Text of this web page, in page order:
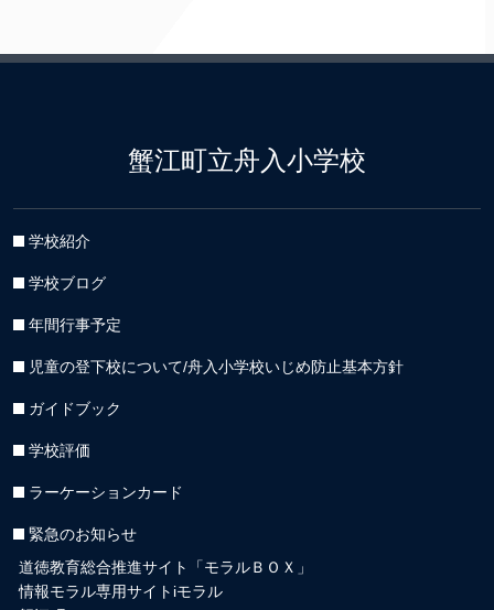
蟹江町立舟入小学校
学校紹介
学校ブログ
年間行事予定
児童の登下校について/舟入小学校いじめ防止基本方針
ガイドブック
学校評価
ラーケーションカード
緊急のお知らせ
道徳教育総合推進サイト「モラルＢＯＸ」
情報モラル専用サイトiモラル